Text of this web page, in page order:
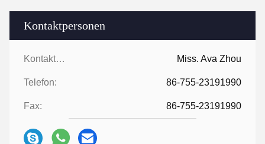
Kontaktpersonen
Kontaktpersonen: Miss. Ava Zhou
Telefon: 86-755-23191990
Fax: 86-755-23191990